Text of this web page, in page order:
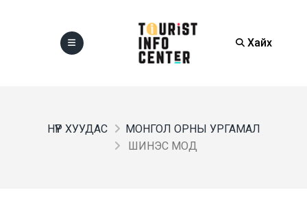
Хайх
НҮҮР ХУУДАС
МОНГОЛ ОРНЫ УРГАМАЛ
ШИНЭС МОД